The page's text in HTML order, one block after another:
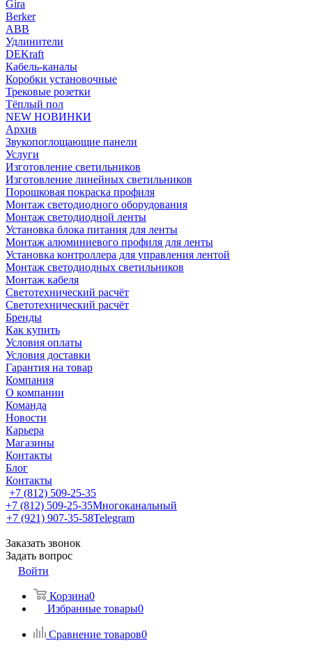
Gira
Berker
ABB
Удлинители
DEKraft
Кабель-каналы
Коробки установочные
Трековые розетки
Тёплый пол
NEW НОВИНКИ
Архив
Звукопоглощающие панели
Услуги
Изготовление светильников
Изготовление линейных светильников
Порошковая покраска профиля
Монтаж светодиодного оборудования
Монтаж светодиодной ленты
Установка блока питания для ленты
Монтаж алюминиевого профиля для ленты
Установка контроллера для управления лентой
Монтаж светодиодных светильников
Монтаж кабеля
Светотехнический расчёт
Светотехнический расчёт
Бренды
Как купить
Условия оплаты
Условия доставки
Гарантия на товар
Компания
О компании
Команда
Новости
Карьера
Магазины
Контакты
Блог
Контакты
+7 (812) 509-25-35
+7 (812) 509-25-35Многоканальный
+7 (921) 907-35-58Telegram
Заказать звонок
Задать вопрос
Войти
Корзина0
Избранные товары0
Сравнение товаров0